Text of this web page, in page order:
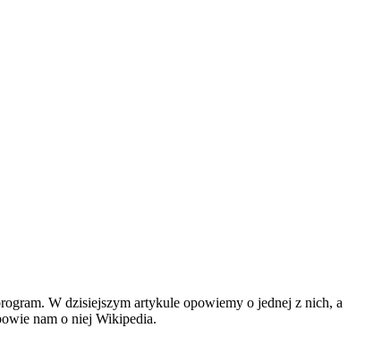
W dzisiejszym artykule opowiemy o jednej z nich, a
nam o niej Wikipedia.